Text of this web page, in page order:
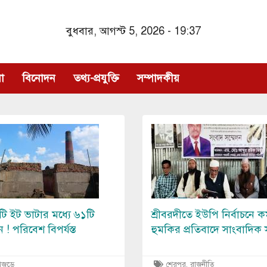
বুধবার, আগস্ট 5, 2026 - 19:37
বিনোদন তথ্য-প্রযুক্তি সম্পাদকীয়
ইট ভাটার মধ্যে ৬১টি
পরিবেশ বিপর্যস্ত
Image
শ্রীবরদীতে ইউপি নির্বাচনে
হুমকির প্রতিবাদে সাংবাদিক
শেরপুর, রাজনীতি